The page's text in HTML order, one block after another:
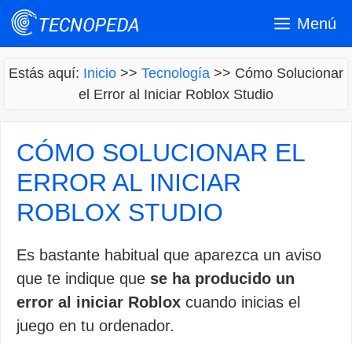
Saltar
Menú
Estás aquí: Inicio >> Tecnología >> Cómo Solucionar
el Error al Iniciar Roblox Studio
CÓMO SOLUCIONAR EL
ERROR AL INICIAR
ROBLOX STUDIO
Es bastante habitual que aparezca un aviso
que te indique que se ha producido un
error al iniciar Roblox cuando inicias el
juego en tu ordenador.